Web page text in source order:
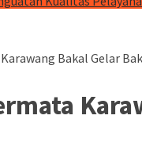
Bakal Gelar